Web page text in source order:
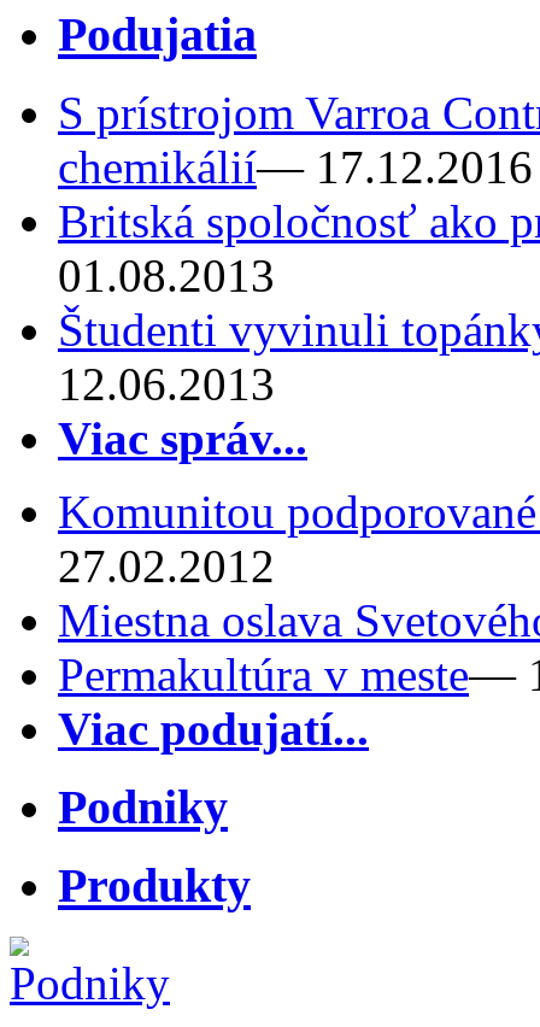
Podujatia
S prístrojom Varroa
chemikálií— 17.12.2016
Britská spoločnosť ako
01.08.2013
Študenti vyvinuli
12.06.2013
Viac správ...
Komunitou
27.02.2012
Miestna oslava
Permakultúra v meste—
Viac podujatí...
Podniky
Produkty